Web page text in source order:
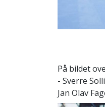
På bildet
- Sverre
Jan Olav